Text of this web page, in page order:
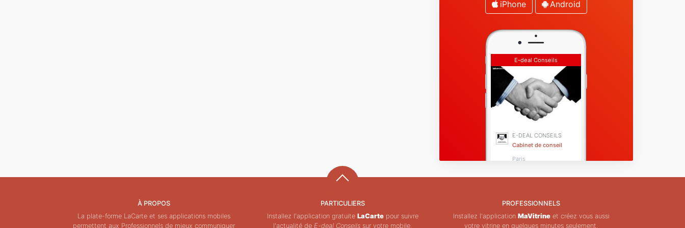
Je suis à votre disposition à tout moment pour
Dans l'attente de vous lire ou vous entendre, ou
passez le mot à vos connaissances qui ont un b
iPhone Android
E-deal Conseils
E-DEAL CONSEILS
Cabinet de conseil
Paris
À PROPOS
La plate-forme LaCarte et ses applications mobiles
permettent aux Professionnels de mieux communiquer
PARTICULIERS
Installez l'application gratuite LaCartepour suivre
l'actualité de E-deal Conseils sur votre mobile.
PROFESSIONNELS
Installez l'application MaVitrineet créez vous aussi
votre vitrine en quelques minutes seulement.